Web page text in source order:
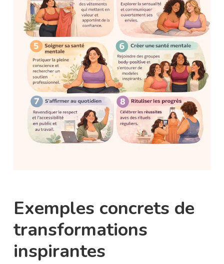
Exemples concrets de
transformations
inspirantes